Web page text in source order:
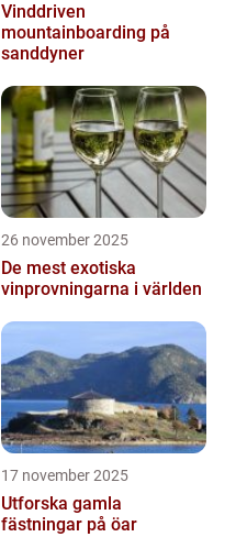
Vinddriven
mountainboarding på
sanddyner
26 november 2025
De mest exotiska
vinprovningarna i världen
17 november 2025
Utforska gamla
fästningar på öar